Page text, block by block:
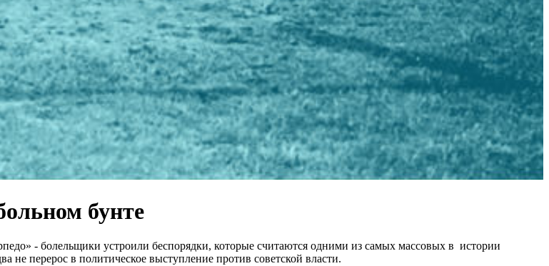
бунте
- болельщики устроили беспорядки, которые считаются одними из самых массовых в истории
не перерос в политическое выступление против советской власти.